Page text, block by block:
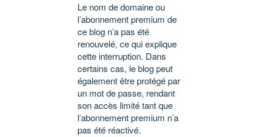
Le nom de domaine ou
l’abonnement premium de
ce blog n’a pas été
renouvelé, ce qui explique
cette interruption. Dans
certains cas, le blog peut
également être protégé par
un mot de passe, rendant
son accès limité tant que
l’abonnement premium n’a
pas été réactivé.